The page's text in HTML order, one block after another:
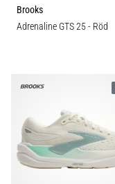
Brooks
Adrenaline GTS 25- Röd